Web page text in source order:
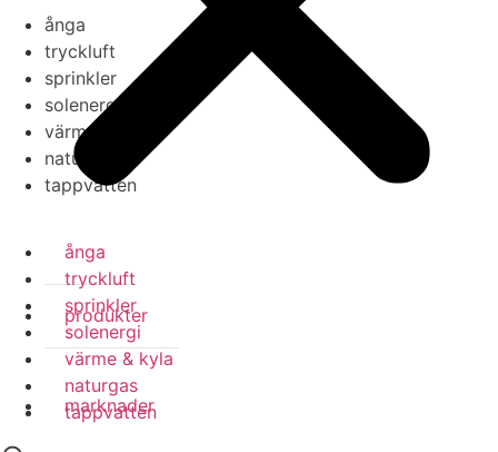
produkter
marknader
ånga
tryckluft
sprinkler
solenergi
värme & kyla
naturgas
tappvatten
ånga
tryckluft
sprinkler
solenergi
värme & kyla
naturgas
tappvatten